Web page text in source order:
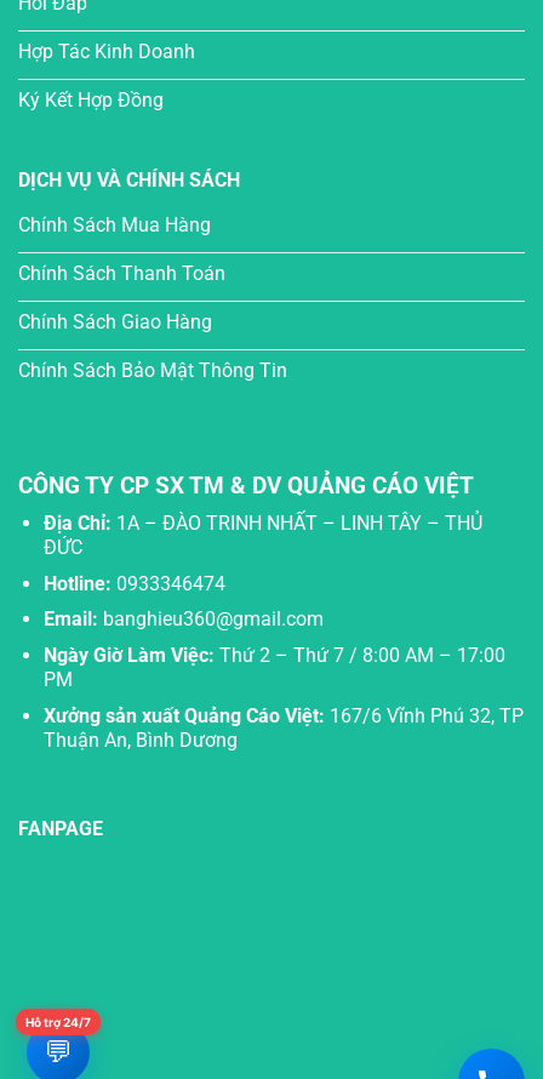
Hợp Tác Kinh Doanh
Ký Kết Hợp Đồng
DỊCH VỤ VÀ CHÍNH SÁCH
Chính Sách Mua Hàng
Chính Sách Thanh Toán
Chính Sách Giao Hàng
Chính Sách Bảo Mật Thông Tin
CÔNG TY CP SX TM & DV QUẢNG CÁO VIỆT
Địa Chỉ: 1A – ĐÀO TRINH NHẤT – LINH TÂY – THỦ
ĐỨC
Hotline: 0933346474
Email: banghieu360@gmail.com
Ngày Giờ Làm Việc: Thứ 2 – Thứ 7 / 8:00 AM – 17:00
PM
Xưởng sản xuất Quảng Cáo Việt: 167/6 Vĩnh Phú 32, TP
Thuận An, Bình Dương
FANPAGE
💬
Hỗ trợ 24/7